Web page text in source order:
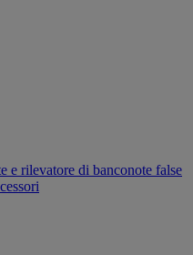
e rilevatore di banconote false